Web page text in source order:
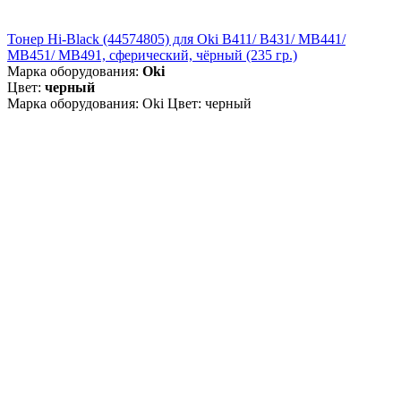
Тонер Hi-Black (44574805) для Oki B411/ B431/ MB441/
MB451/ MB491, сферический, чёрный (235 гр.)
Марка оборудования: Oki
Цвет: черный
Марка оборудования: Oki Цвет: черный